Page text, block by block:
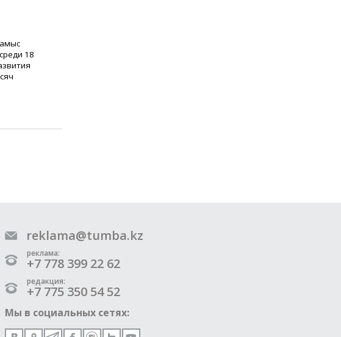
18
reklama@tumba.kz
реклама:
+7 778 399 22 62
редакция:
+7 775 350 54 52
Мы в социальных сетях: